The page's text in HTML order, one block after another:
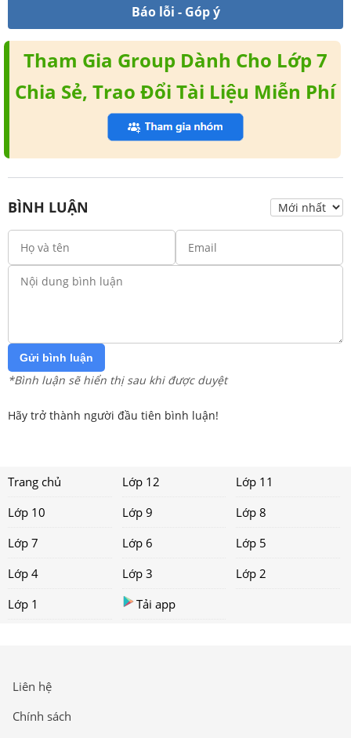
Báo lỗi - Góp ý
Tham Gia Group Dành Cho Lớp 7
Chia Sẻ, Trao Đổi Tài Liệu Miễn Phí
BÌNH LUẬN
Gửi bình luận
*Bình luận sẽ hiển thị sau khi được duyệt
Hãy trở thành người đầu tiên bình luận!
Trang chủ Lớp 12
Lớp 11
Lớp 10
Lớp 9
Lớp 8
Lớp 7
Lớp 6
Lớp 5
Lớp 4
Lớp 3
Lớp 2
Lớp 1
Tải app
Liên hệ
Chính sách